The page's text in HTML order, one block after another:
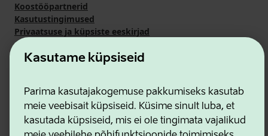
Kasutame küpsiseid
Parima kasutajakogemuse pakkumiseks kasutab
meie veebisait küpsiseid. Küsime sinult luba, et
kasutada küpsiseid, mis ei ole tingimata vajalikud
Koostööpartnerid
Kasutustingimused
Privaatsuse ja küpsiste eeskirjad